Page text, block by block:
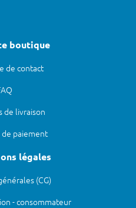
boutique
de contact
de livraison
paiement
légales
(CG)
- consommateur